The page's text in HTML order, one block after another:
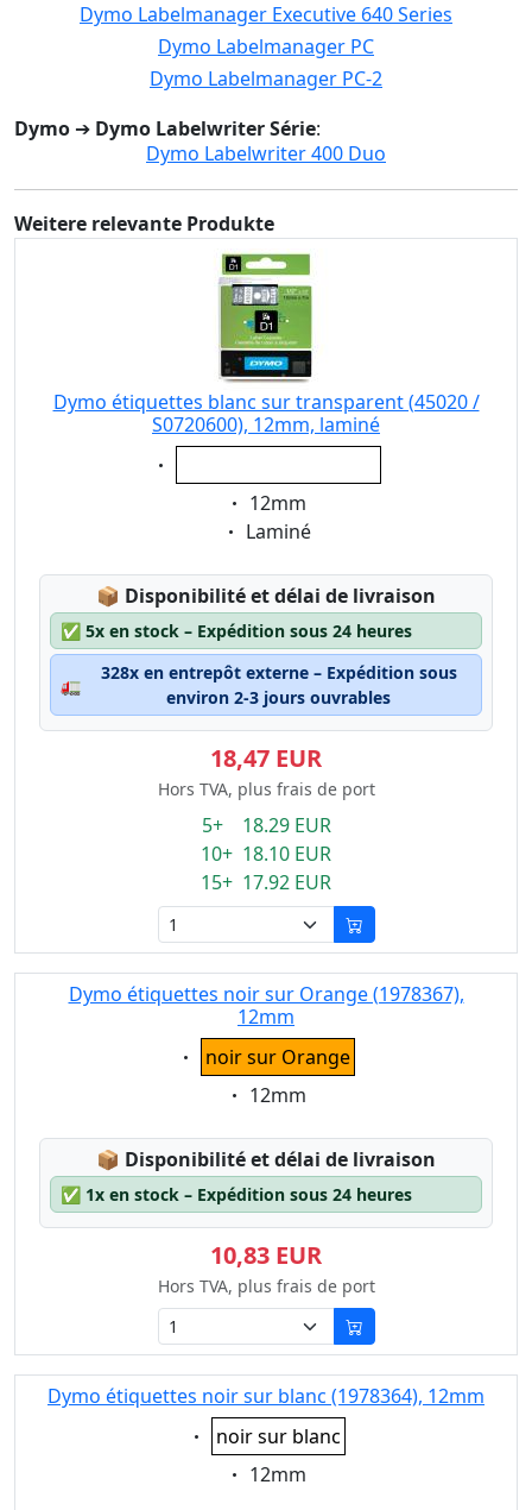
Dymo Labelmanager Executive 640 Series
Dymo Labelmanager PC
Dymo Labelmanager PC-2
Dymo ➔ Dymo Labelwriter Série:
Dymo Labelwriter 400 Duo
Weitere relevante Produkte
Dymo étiquettes blanc sur transparent (45020 /
S0720600), 12mm, laminé
Eigenschaft:
Eigenschaft:
12mm
Eigenschaft:
Laminé
📦 Lagerstatus:
Disponibilité et délai de livraison
✅ 5x en stock – Expédition sous 24 heures
🚛
328x en entrepôt externe – Expédition sous
environ 2-3 jours ouvrables
18,47 EUR
Hors TVA, plus frais de port
5+ 18.29 EUR
10+ 18.10 EUR
15+ 17.92 EUR
Dymo étiquettes noir sur Orange (1978367),
12mm
Eigenschaft:
noir sur Orange
Eigenschaft:
12mm
📦 Lagerstatus:
Disponibilité et délai de livraison
✅ 1x en stock – Expédition sous 24 heures
10,83 EUR
Hors TVA, plus frais de port
Dymo étiquettes noir sur blanc (1978364), 12mm
Eigenschaft:
noir sur blanc
Eigenschaft:
12mm